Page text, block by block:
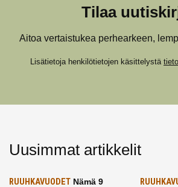
Tilaa
Aitoa vertaistukea perhearkeen,
Lisätietoja henkilötietojen käsittelystä
Uusimmat artikkelit
RUUHKAVUODET Nämä 9